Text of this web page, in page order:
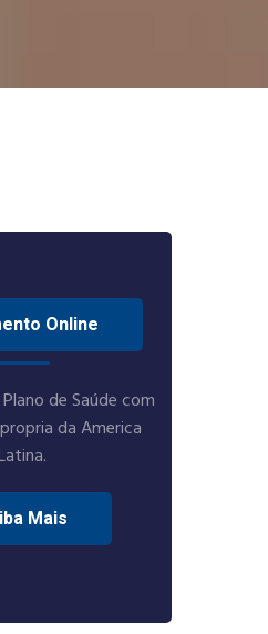
Online
de Saúde com
da America
Mais